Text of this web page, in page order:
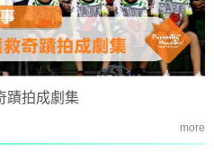
蹟拍成劇集
more